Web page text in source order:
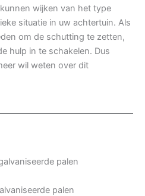
wijken van het type
situatie in uw achtertuin. Als
om de schutting te zetten,
hulp in te schakelen. Dus
wil weten over dit
palen
palen